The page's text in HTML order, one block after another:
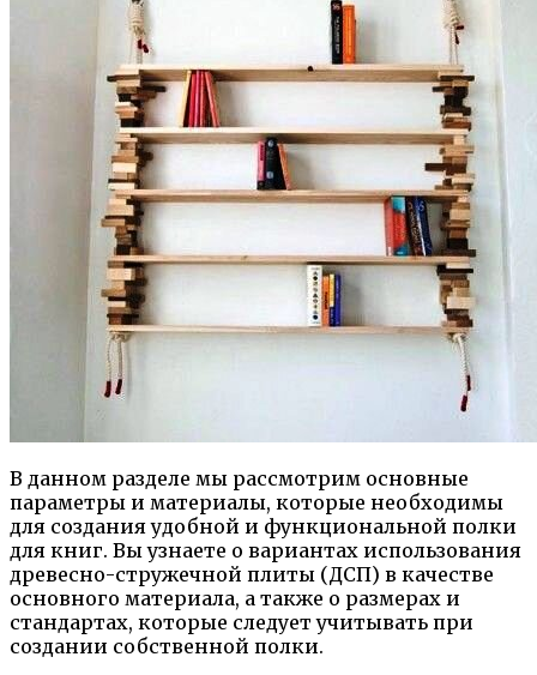
В данном разделе мы рассмотрим основные
параметры и материалы, которые необходимы
для создания удобной и функциональной полки
для книг. Вы узнаете о вариантах использования
древесно-стружечной плиты (ДСП) в качестве
основного материала, а также о размерах и
стандартах, которые следует учитывать при
создании собственной полки.